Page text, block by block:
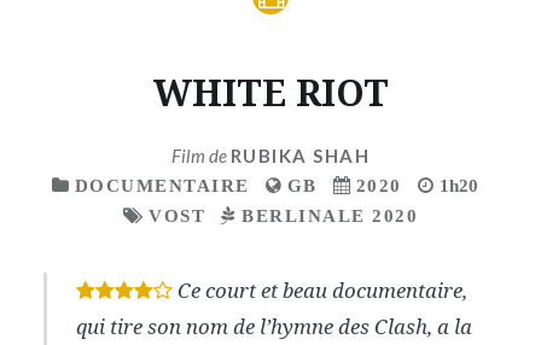
WHITE RIOT
Film de RUBIKA SHAH
DOCUMENTAIRE GB 2020
1h20
VOST
BERLINALE 2020
* * * *
Ce court et beau documentaire,
qui tire son nom de l’hymne des Clash, a la